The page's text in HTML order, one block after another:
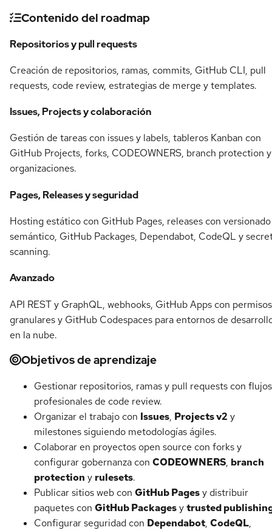
Contenido del roadmap
Repositorios y pull requests
Creación de repositorios, ramas, commits, GitHub CLI, pull
requests, code review, estrategias de merge y templates.
Issues, Projects y colaboración
Gestión de tareas con issues y labels, tableros Kanban con
GitHub Projects, forks, CODEOWNERS, branch protection y
organizaciones.
Pages, Releases y seguridad
Hosting estático con GitHub Pages, releases con versionado
semántico, GitHub Packages, Dependabot, CodeQL y
scanning.
Avanzado
API REST y GraphQL, webhooks, GitHub Apps con permisos
granulares y GitHub Codespaces para entornos de
en la nube.
Objetivos de aprendizaje
Gestionar repositorios, ramas y pull requests con flujos
profesionales de code review.
Organizar el trabajo con Issues, Projects v2 y
milestones siguiendo metodologías ágiles.
Colaborar en proyectos open source con forks y
configurar gobernanza con CODEOWNERS, branch
protection y rulesets.
Publicar sitios web con GitHub Pagesy distribuir
paquetes con GitHub Packagesytrusted
Configurar seguridad con Dependabot, CodeQL,